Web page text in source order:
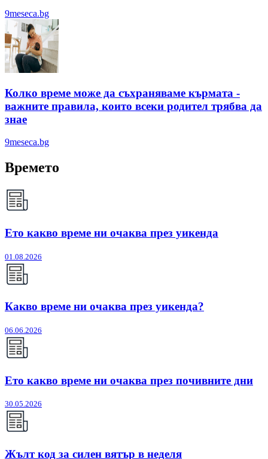
9meseca.bg
Колко време може да съхраняваме кърмата -
важните правила, които всеки родител трябва да
знае
9meseca.bg
Времето
Ето какво време ни очаква през уикенда
01.08.2026
Какво време ни очаква през уикенда?
06.06.2026
Ето какво време ни очаква през почивните дни
30.05.2026
Жълт код за силен вятър в неделя